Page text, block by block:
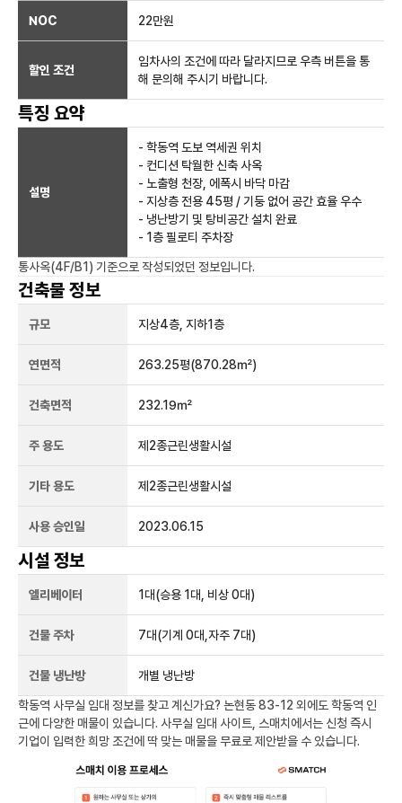
NOC 22만원
할인 조건
임차사의 조건에 따라 달라지므로 우측 버튼을 통
해 문의해 주시기 바랍니다.
특징 요약
설명
- 학동역 도보 역세권 위치
- 컨디션 탁월한 신축 사옥
- 노출형 천장, 에폭시 바닥 마감
- 지상층 전용 45평 / 기둥 없어 공간 효율 우수
- 냉난방기 및 탕비공간 설치 완료
- 1층 필로티 주차장
통사옥(4F/B1) 기준으로 작성되었던 정보입니다.
건축물 정보
규모 지상4층, 지하1층
연면적 263.25평(870.28㎡)
건축면적 232.19㎡
주 용도 제2종근린생활시설
기타 용도 제2종근린생활시설
사용 승인일 2023.06.15
시설 정보
엘리베이터 1 대(승용 1대, 비상 0대)
건물 주차 7대(기계 0대,자주 7대)
건물 냉난방 개별 냉난방
학동역 사무실 임대 정보를 찾고 계신가요? 논현동 83-12 외에도 학동역 인
근에 다양한 매물이 있습니다. 사무실 임대 사이트, 스매치에서는 신청 즉시
기업이 입력한 희망 조건에 딱 맞는 매물을 무료로 제안받을 수 있습니다.